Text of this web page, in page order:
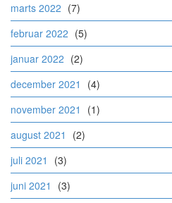
marts 2022 (7)
februar 2022 (5)
januar 2022 (2)
december 2021
(4)
november 2021
(1)
august 2021
(2)
juli 2021
(3)
juni 2021
(3)